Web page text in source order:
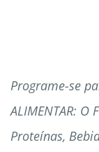
Programe-se
ALIMENTAR:
Proteínas,